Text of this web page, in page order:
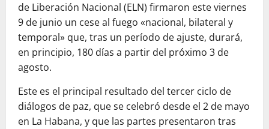
de Liberación Nacional (ELN) firmaron este viernes
9 de junio un cese al fuego «nacional, bilateral y
temporal» que, tras un período de ajuste, durará,
en principio, 180 días a partir del próximo 3 de
agosto.
Este es el principal resultado del tercer ciclo de
diálogos de paz, que se celebró desde el 2 de mayo
en La Habana, y que las partes presentaron tras